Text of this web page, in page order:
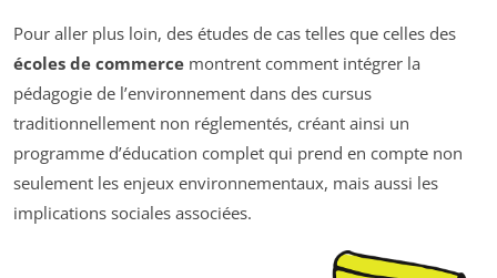
Pour aller plus loin, des études de cas telles que celles des
écoles de commerce montrent comment intégrer la
pédagogie de l’environnement dans des cursus
traditionnellement non réglementés, créant ainsi un
programme d’éducation complet qui prend en compte non
seulement les enjeux environnementaux, mais aussi les
implications sociales associées.